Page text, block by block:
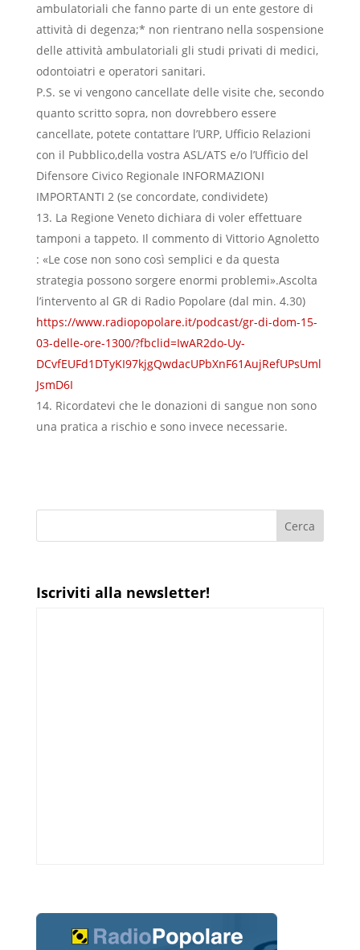
ambulatoriali che fanno parte di un ente gestore di
attività di degenza;* non rientrano nella sospensione
delle attività ambulatoriali gli studi privati di medici,
odontoiatri e operatori sanitari.
P.S. se vi vengono cancellate delle visite che, secondo
quanto scritto sopra, non dovrebbero essere
cancellate, potete contattare l’URP, Ufficio Relazioni
con il Pubblico,della vostra ASL/ATS e/o l’Ufficio del
Difensore Civico Regionale INFORMAZIONI
IMPORTANTI 2 (se concordate, condividete)
La Regione Veneto dichiara di voler effettuare
tamponi a tappeto. Il commento di Vittorio Agnoletto
: «Le cose non sono così semplici e da questa
strategia possono sorgere enormi problemi».Ascolta
l’intervento al GR di Radio Popolare (dal min. 4.30)
https://www.radiopopolare.it/podcast/gr-di-dom-15-
03-delle-ore-1300/?fbclid=IwAR2do-Uy-
DCvfEUFd1DTyKI97kjgQwdacUPbXnF61AujRefUPsUml
JsmD6I
Ricordatevi che le donazioni di sangue non sono
una pratica a rischio e sono invece necessarie.
Iscriviti alla newsletter!